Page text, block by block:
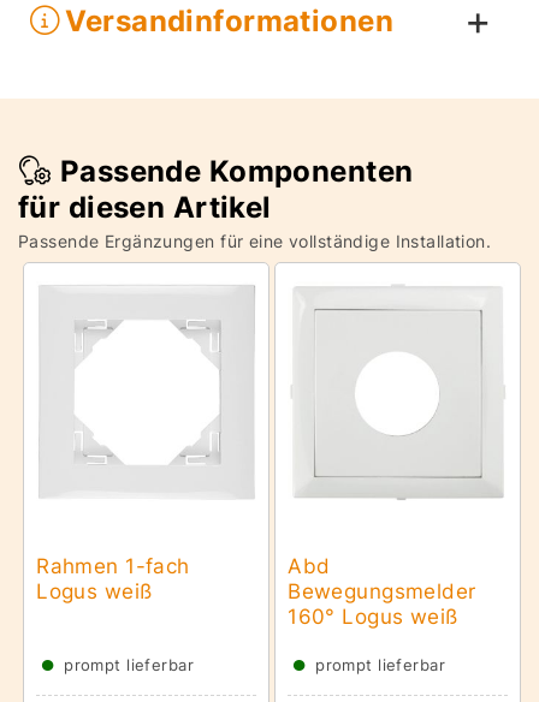
Versandinformationen
Passende Komponenten
für diesen Artikel
Passende Ergänzungen für eine vollständige Installation.
Rahmen 1-fach
Logus weiß
● prompt lieferbar
Abd
Bewegungsmelder
160° Logus weiß
● prompt lieferbar